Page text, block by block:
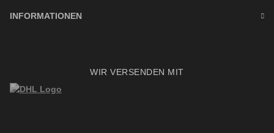
INFORMATIONEN
WIR VERSENDEN MIT